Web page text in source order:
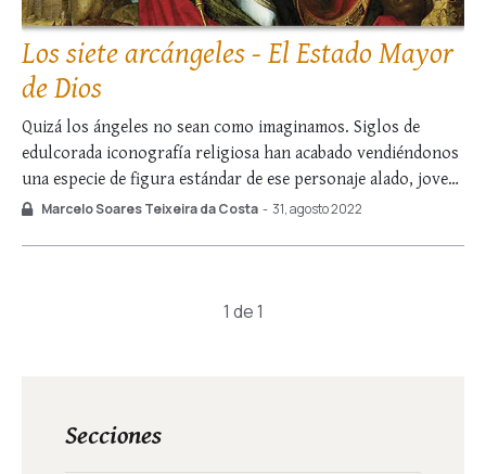
Los siete arcángeles - El Estado Mayor
de Dios
Quizá los ángeles no sean como imaginamos. Siglos de
edulcorada iconografía religiosa han acabado vendiéndonos
una especie de figura estándar de ese personaje alado, joven
—o niño, al gusto del consumidor—, vestido con trajes
Marcelo Soares Teixeira da Costa - 31, agosto 2022
1 de 1
Secciones